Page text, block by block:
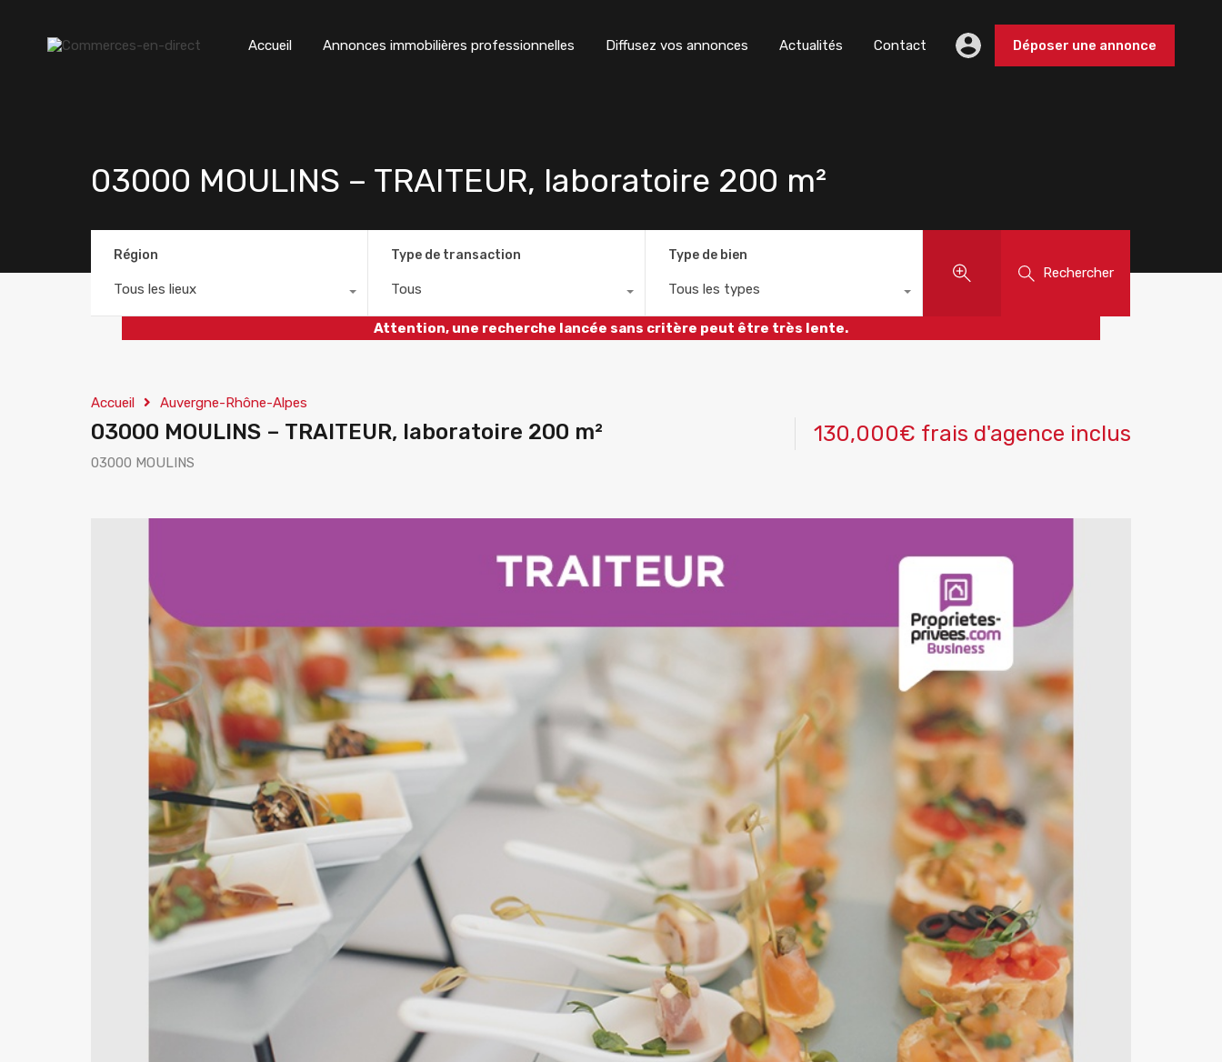
Accueil Annonces immobilières professionnelles Diffusez vos annonces Actualités Contact Déposer une annonce
03000 MOULINS – TRAITEUR, laboratoire 200 m²
Région
Tous les lieux
Type de transaction
Tous
Type de bien
Tous les types
Rechercher
Attention, une recherche lancée sans critère peut être très lente.
Accueil Auvergne-Rhône-Alpes
03000 MOULINS – TRAITEUR, laboratoire 200 m²
03000 MOULINS
130,000€ frais d'agence inclus